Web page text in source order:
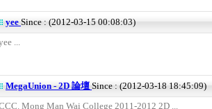
yee Since : (2012-03-15 00:08:03)
...
MegaUnion - 2D 論壇 Since : (2012-03-18 18:45:09)
Mong Man Wai College 2011-2012 2D ...